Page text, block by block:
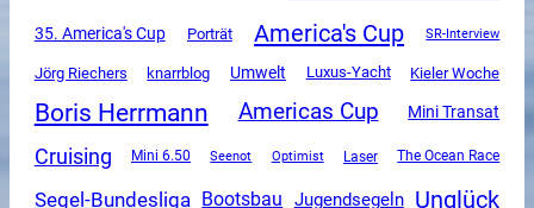
35. America's Cup Porträt America's Cup SR-Interview
Jörg Riechers knarrblog Umwelt Luxus-Yacht Kieler Woche
Boris Herrmann Americas Cup Mini Transat
Cruising Mini 6.50 Seenot Optimist Laser The Ocean Race
Segel-Bundesliga Bootsbau Jugendsegeln Unglück